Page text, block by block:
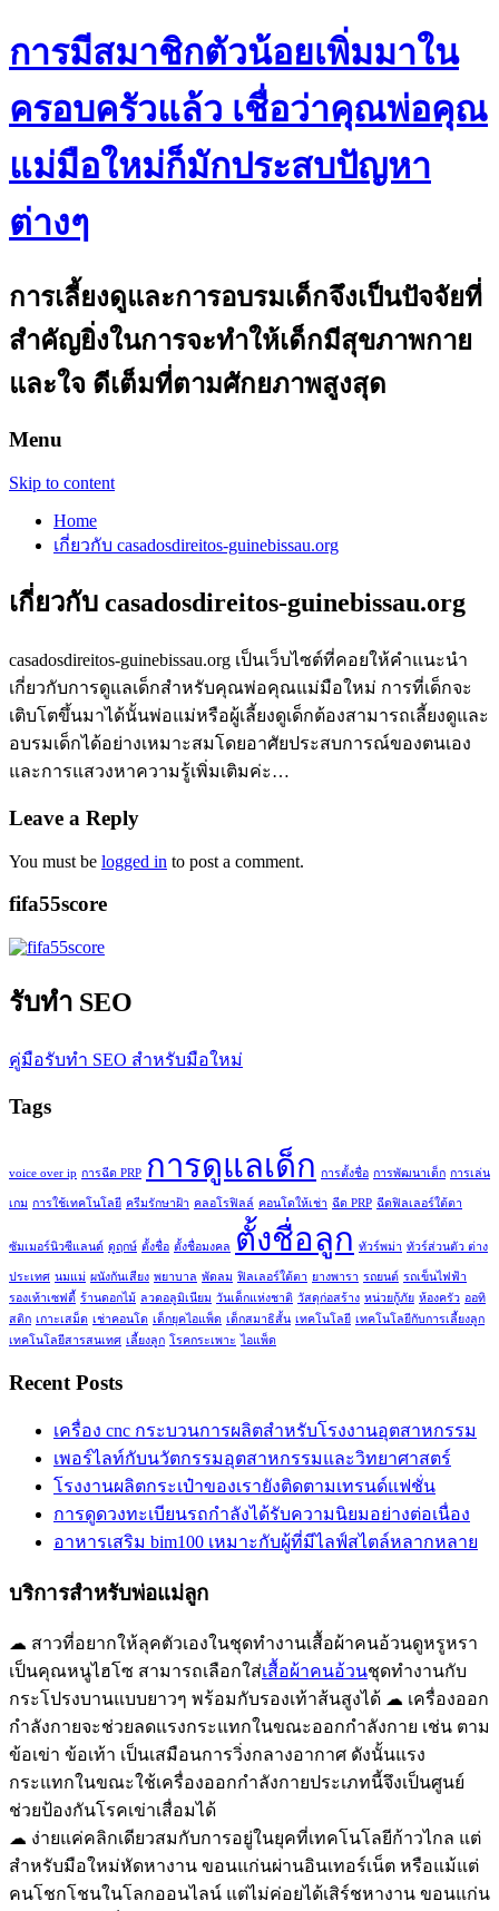
การมีสมาชิกตัวน้อยเพิ่มมาใน
ครอบครัวแล้ว เชื่อว่าคุณพ่อคุณ
แม่มือใหม่ก็มักประสบปัญหา
ต่างๆ
การเลี้ยงดูและการอบรมเด็กจึงเป็นปัจจัยที่
สำคัญยิ่งในการจะทำให้เด็กมีสุขภาพกาย
และใจ ดีเต็มที่ตามศักยภาพสูงสุด
Menu
Skip to content
Home
เกี่ยวกับ casadosdireitos-guinebissau.org
เกี่ยวกับ casadosdireitos-guinebissau.org
casadosdireitos-guinebissau.org เป็นเว็บไซต์ที่คอยให้คำแนะนำ
เกี่ยวกับการดูแลเด็กสำหรับคุณพ่อคุณแม่มือใหม่ การที่เด็กจะ
เติบโตขึ้นมาได้นั้นพ่อแม่หรือผู้เลี้ยงดูเด็กต้องสามารถเลี้ยงดูและ
อบรมเด็กได้อย่างเหมาะสมโดยอาศัยประสบการณ์ของตนเอง
และการแสวงหาความรู้เพิ่มเติมค่ะ…
Leave a Reply
You must be logged in to post a comment.
fifa55score
รับทำ SEO
คู่มือรับทำ SEO สำหรับมือใหม่
Tags
voice over ip การฉีด PRP การดูแลเด็ก การตั้งชื่อ การพัฒนาเด็ก การเล่น
เกม การใช้เทคโนโลยี ครีมรักษาฝ้า คลอโรฟิลล์ คอนโดให้เช่า ฉีด PRP ฉีดฟิลเลอร์ใต้ตา
ซัมเมอร์นิวซีแลนด์ ดูฤกษ์ ตั้งชื่อ ตั้งชื่อมงคล ตั้งชื่อลูก ทัวร์พม่า ทัวร์ส่วนตัว ต่าง
ประเทศ นมแม่ ผนังกันเสียง พยาบาล พัดลม ฟิลเลอร์ใต้ตา ยางพารา รถยนต์ รถเข็นไฟฟ้า
รองเท้าเซฟตี้ ร้านดอกไม้ ลวดอลูมิเนียม วันเด็กแห่งชาติ วัสดุก่อสร้าง หน่วยกู้ภัย ห้องครัว ออทิ
สติก เกาะเสม็ด เช่าคอนโด เด็กยุคไอแพ็ด เด็กสมาธิสั้น เทคโนโลยี เทคโนโลยีกับการเลี้ยงลูก
เทคโนโลยีสารสนเทศ เลี้ยงลูก โรคกระเพาะ ไอแพ็ด
Recent Posts
เครื่อง cnc กระบวนการผลิตสำหรับโรงงานอุตสาหกรรม
เพอร์ไลท์กับนวัตกรรมอุตสาหกรรมและวิทยาศาสตร์
โรงงานผลิตกระเป๋าของเรายังติดตามเทรนด์แฟชั่น
การดูดวงทะเบียนรถกำลังได้รับความนิยมอย่างต่อเนื่อง
อาหารเสริม bim100 เหมาะกับผู้ที่มีไลฟ์สไตล์หลากหลาย
บริการสำหรับพ่อแม่ลูก
☁ สาวที่อยากให้ลุคตัวเองในชุดทำงานเสื้อผ้าคนอ้วนดูหรูหรา
เป็นคุณหนูไฮโซ สามารถเลือกใส่เสื้อผ้าคนอ้วนชุดทำงานกับ
กระโปรงบานแบบยาวๆ พร้อมกับรองเท้าส้นสูงได้ ☁ เครื่องออก
กำลังกายจะช่วยลดแรงกระแทกในขณะออกกำลังกาย เช่น ตาม
ข้อเข่า ข้อเท้า เป็นเสมือนการวิ่งกลางอากาศ ดังนั้นแรง
กระแทกในขณะใช้เครื่องออกกำลังกายประเภทนี้จึงเป็นศูนย์
ช่วยป้องกันโรคเข่าเสื่อมได้
☁ ง่ายแค่คลิกเดียวสมกับการอยู่ในยุคที่เทคโนโลยีก้าวไกล แต่
สำหรับมือใหม่หัดหางาน ขอนแก่นผ่านอินเทอร์เน็ต หรือแม้แต่
คนโชกโชนในโลกออนไลน์ แต่ไม่ค่อยได้เสิร์ชหางาน ขอนแก่น